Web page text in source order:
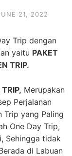
21, 2022
Trip dengan
yaitu PAKET
TRIP.
Merupakan
Perjalanan
Trip yang Paling
One Day Trip,
Sehingga tidak
di Labuan